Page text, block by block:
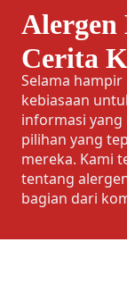
Cerita
Selama
kebiasaan
informasi
pilihan yang
mereka. Kami
tentang
bagian dari